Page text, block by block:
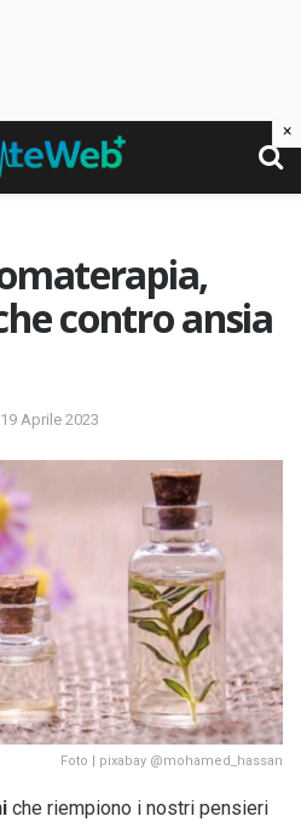
contro ansia
19 Aprile 2023
Foto | pixabay @mohamed_hassan
che riempiono i nostri pensieri
×